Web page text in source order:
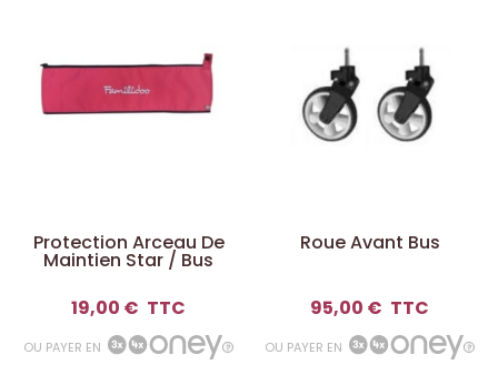
Protection Arceau De
Maintien Star / Bus
19,00 € TTC
OU PAYER EN
Roue Avant Bus
95,00 € TTC
OU PAYER EN